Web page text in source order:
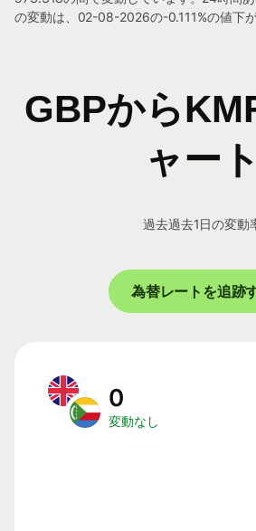
の変動は、02-08-2026の-0.111%の値下が
GBPから
ャート
過去過去1日の変動
為替レートを追跡
0
変動なし